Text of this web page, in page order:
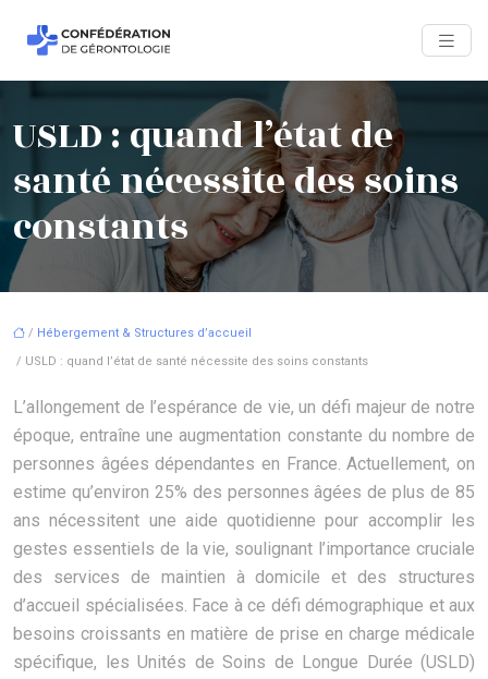
USLD : quand l’état de
santé nécessite des soins
constants
/ Hébergement & Structures d’accueil
/ USLD : quand l’état de santé nécessite des soins constants
L’allongement de l’espérance de vie, un défi majeur de notre
époque, entraîne une augmentation constante du nombre de
personnes âgées dépendantes en France. Actuellement, on
estime qu’environ 25% des personnes âgées de plus de 85
ans nécessitent une aide quotidienne pour accomplir les
gestes essentiels de la vie, soulignant l’importance cruciale
des services de maintien à domicile et des structures
d’accueil spécialisées. Face à ce défi démographique et aux
besoins croissants en matière de prise en charge médicale
spécifique, les Unités de Soins de Longue Durée (USLD)